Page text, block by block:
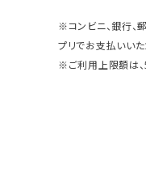
※コンビニ、銀行、
プリでお支払いいた
※ご利用上限額は、